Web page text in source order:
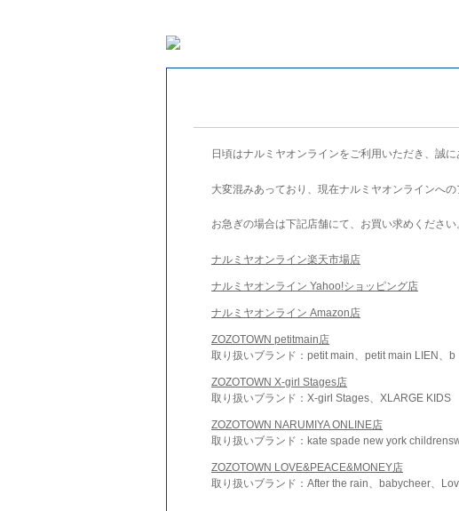
日頃はナルミヤオンラインをご利用いただき、誠に
大変混みあっており、現在ナルミヤオンラインへ
お急ぎの場合は下記店舗にて、お買い求めください
ナルミヤオンライン楽天市場店
ナルミヤオンライン Yahoo!ショッピング店
ナルミヤオンライン Amazon店
ZOZOTOWN petitmain店
取り扱いブランド：petit main、petit main LIEN、b
ZOZOTOWN X-girl Stages店
取り扱いブランド：X-girl Stages、XLARGE KIDS
ZOZOTOWN NARUMIYA ONLINE店
取り扱いブランド：kate spade new york
ZOZOTOWN LOVE&PEACE&MONEY店
取り扱いブランド：After the rain、babycheer、